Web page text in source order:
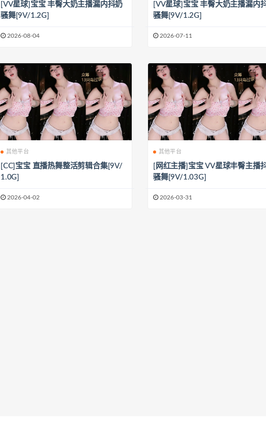
[VV星球]宝宝 丰臀大奶主播漏内抖奶
骚舞[9V/1.2G]
2026-08-04
[VV星球]宝宝 丰臀大奶主播漏内
骚舞[9V/1.2G]
2026-07-11
其他平台
[CC]宝宝 直播热舞整活剪辑合集[9V/
1.0G]
2026-04-02
其他平台
[网红主播]宝宝 VV星球丰臀主播
骚舞[9V/1.03G]
2026-03-31